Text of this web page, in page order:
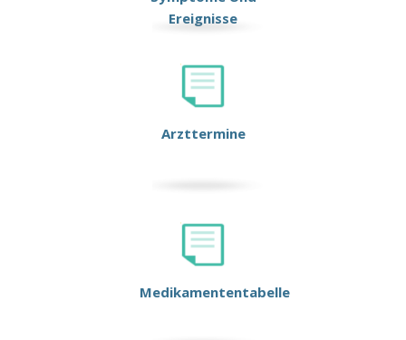
Ereignisse
Arzttermine
Medikamententabelle